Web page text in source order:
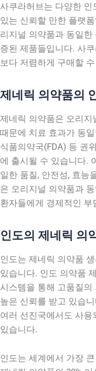
사쿠라허브는 다양한
있는 신뢰할 만한 플랫
리지널 의약품과 동일한
증된 제품들입니다. 사
보다 저렴하게 구매할
제네릭 의약품의
제네릭 의약품은 오리지
때문에 치료 효과가 동
식품의약국(FDA) 등 권
에 출시될 수 있습니다.
일한 품질, 안전성, 효능
은 오리지널 의약품과
환자들에게 경제적인 부
인도의 제네릭 의
인도는 제네릭 의약품
있습니다. 인도 의약품
시스템을 통해 고품질의
높은 신뢰를 받고 있습
여러 선진국에서도 사용
있습니다.
인도는 세계에서 가장